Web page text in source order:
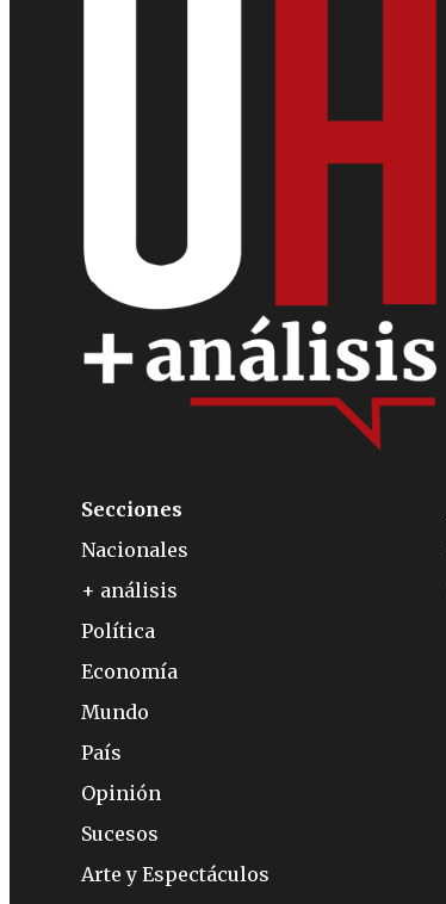
Secciones
Nacionales
+ análisis
Política
Economía
Mundo
País
Opinión
Sucesos
Arte y Espectáculos